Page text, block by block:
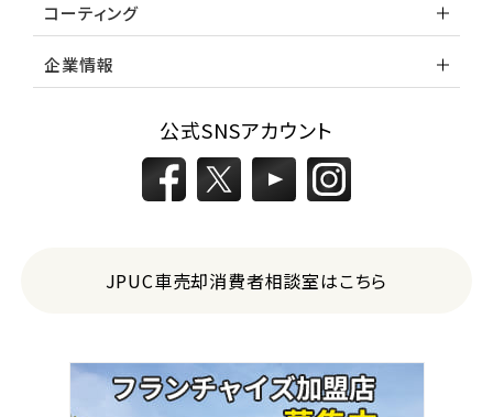
コーティング
企業情報
公式SNSアカウント
JPUC車売却消費者相談室はこちら